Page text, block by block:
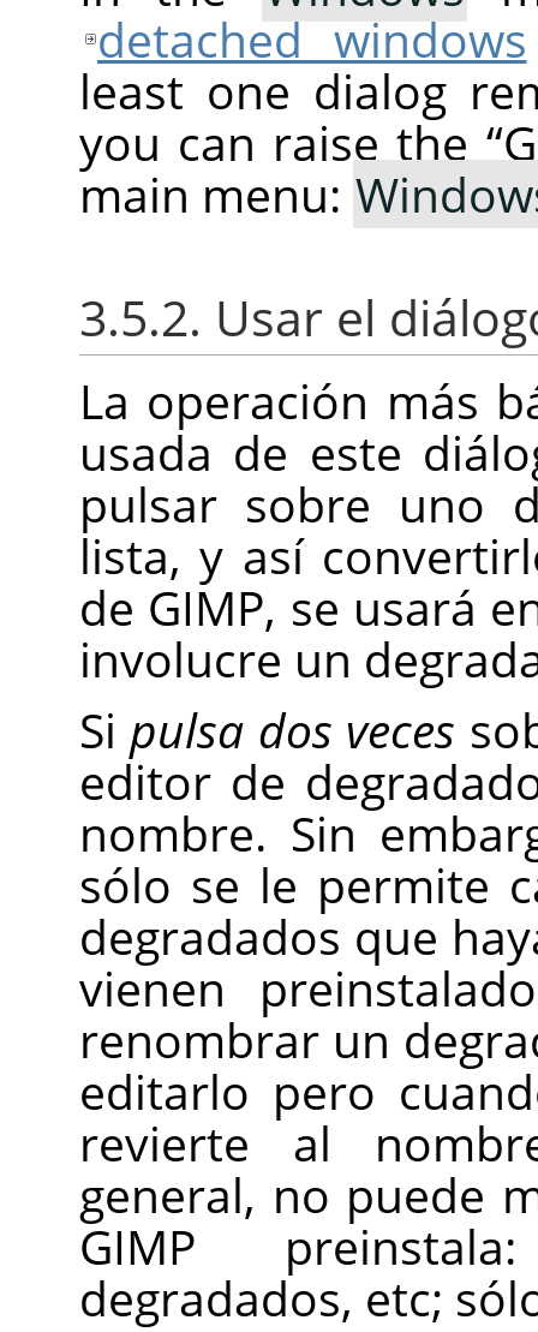
detached windows
least one dialog
you can raise the“
main menu:
3.5.2. Usar el
La operación más
usada de este
pulsar sobre uno
lista, y así
de GIMP, se usará
involucre un
Si pulsa dos veces
editor de
nombre. Sin
sólo se le permite
degradados que
vienen
renombrar un
editarlo pero
revierte al
general, no puede
GIMP
degradados, etc;